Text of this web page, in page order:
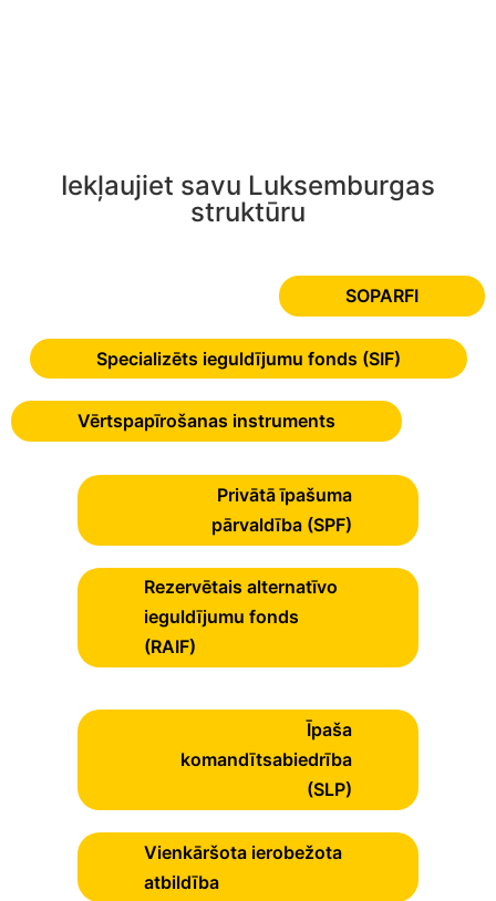
Iekļaujiet savu Luksemburgas
struktūru
SOPARFI
Specializēts ieguldījumu fonds (SIF)
Vērtspapīrošanas instruments
Privātā īpašuma
pārvaldība (SPF)
Rezervētais alternatīvo
ieguldījumu fonds
(RAIF)
Īpaša
komandītsabiedrība
(SLP)
Vienkāršota ierobežota
atbildība